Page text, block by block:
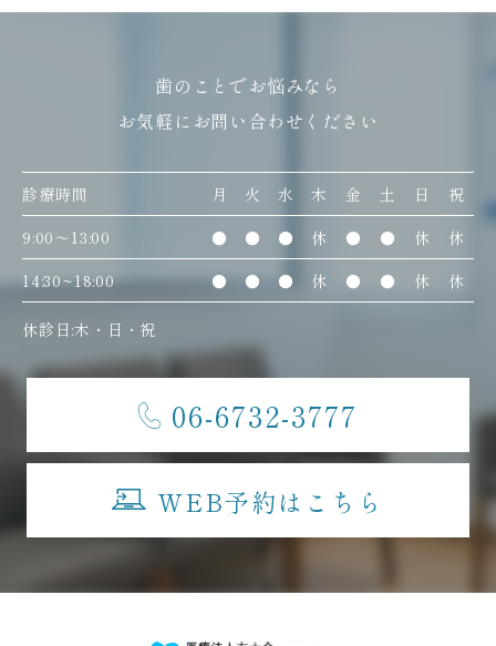
歯のことでお悩みなら
お気軽にお問い合わせください
診療時間 月 火 水 木 金 土 日
祝
9:00〜13:00
● ● ● 休 ● ● 休
休
14:30~18:00
● ● ● 休 ● ● 休 休
休診日:木・日・祝
06-6732-3777
WEB予約はこちら